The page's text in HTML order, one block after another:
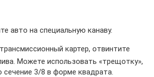
авто на специальную канаву.
картер, отвинтите
Можете использовать «трещотку»,
3/8 в форме квадрата.